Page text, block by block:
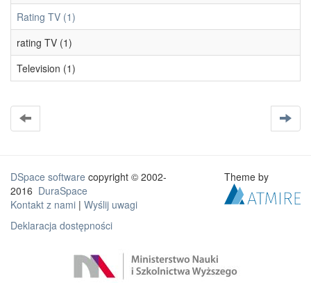
Rating TV (1)
rating TV (1)
Television (1)
DSpace software copyright © 2002-
2016 DuraSpace
Kontakt z nami | Wyślij uwagi
Deklaracja dostępności
Theme by